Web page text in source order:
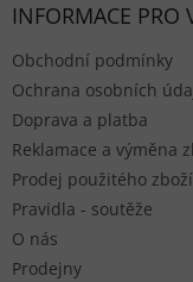
INFORMACE PRO
Obchodní podmínky
Ochrana osobních
Doprava a platba
Reklamace a výměna
Prodej použitého zboží
Pravidla - soutěže
O nás
Prodejny